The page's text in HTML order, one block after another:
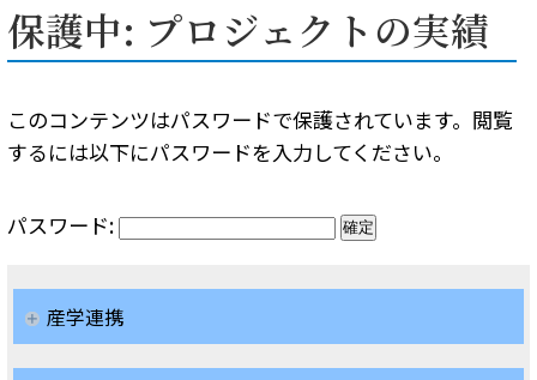
保護中: プロジェクトの実績
このコンテンツはパスワードで保護されています。閲覧
するには以下にパスワードを入力してください。
パスワード:
産学連携